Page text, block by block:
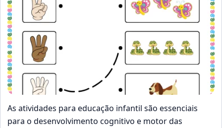
As atividades para educação infantil são essenciais
para o desenvolvimento cognitivo e motor das